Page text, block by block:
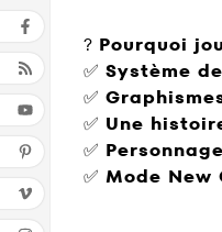
? Pourquoi
✅ Système
✅
✅ Une
✅
✅ Mode New